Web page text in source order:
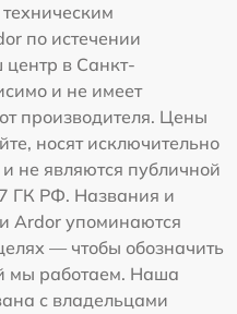
по истечении
в Санкт-
и не имеет
производителя. Цены
носят исключительно
не являются публичной
ГК РФ. Названия и
Ardor упоминаются
— чтобы обозначить
мы работаем. Наша
с владельцами